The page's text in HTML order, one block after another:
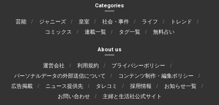
Categories
芸能 ジャニーズ 皇室 社会・事件 ライフ
トレンド
コミックス
連載一覧 タグ一覧 無料占い
About us
運営会社 利用規約
プライバシーポリシー
パーソナルデータの外部送信について
コンテンツ制作・編集ポリシー
広告掲載
ニュース提供先 タレコミ 採用情報
お知らせ一覧
お問い合わせ
主婦と生活社公式サイト